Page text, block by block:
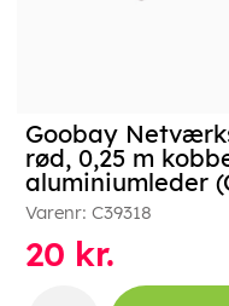
Goobay
rød, 0,25 m
aluminiumleder
Varenr: C39318
20 kr.